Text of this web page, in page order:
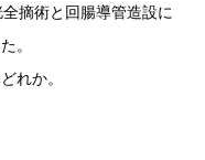
摘術と回腸導管造設に
。
れか。